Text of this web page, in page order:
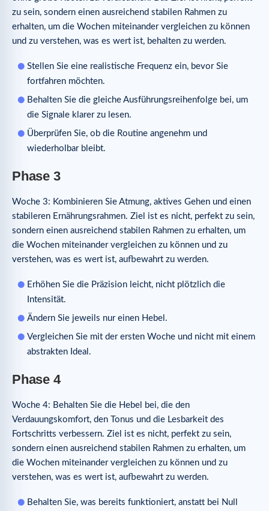
zu sein, sondern einen ausreichend stabilen Rahmen zu
erhalten, um die Wochen miteinander vergleichen zu können
und zu verstehen, was es wert ist, behalten zu werden.
Stellen Sie eine realistische Frequenz ein, bevor Sie
fortfahren möchten.
Behalten Sie die gleiche Ausführungsreihenfolge bei, um
die Signale klarer zu lesen.
Überprüfen Sie, ob die Routine angenehm und
wiederholbar bleibt.
Phase 3
Woche 3: Kombinieren Sie Atmung, aktives Gehen und einen
stabileren Ernährungsrahmen. Ziel ist es nicht, perfekt zu sein,
sondern einen ausreichend stabilen Rahmen zu erhalten, um
die Wochen miteinander vergleichen zu können und zu
verstehen, was es wert ist, aufbewahrt zu werden.
Erhöhen Sie die Präzision leicht, nicht plötzlich die
Intensität.
Ändern Sie jeweils nur einen Hebel.
Vergleichen Sie mit der ersten Woche und nicht mit einem
abstrakten Ideal.
Phase 4
Woche 4: Behalten Sie die Hebel bei, die den
Verdauungskomfort, den Tonus und die Lesbarkeit des
Fortschritts verbessern. Ziel ist es nicht, perfekt zu sein,
sondern einen ausreichend stabilen Rahmen zu erhalten, um
die Wochen miteinander vergleichen zu können und zu
verstehen, was es wert ist, aufbewahrt zu werden.
Behalten Sie, was bereits funktioniert, anstatt bei Null